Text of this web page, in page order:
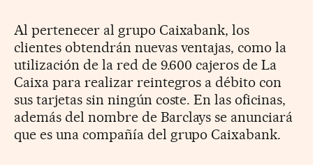
Al pertenecer al grupo Caixabank, los
clientes obtendrán nuevas ventajas, como la
utilización de la red de 9.600 cajeros de La
Caixa para realizar reintegros a débito con
sus tarjetas sin ningún coste. En las oficinas,
además del nombre de Barclays se anunciará
que es una compañía del grupo Caixabank.